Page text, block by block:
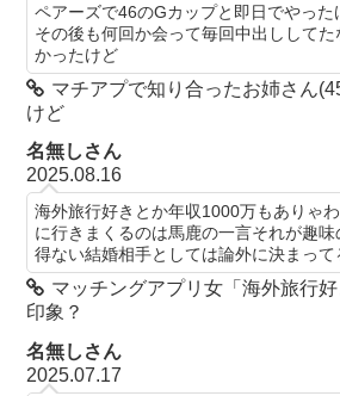
ペアーズで46のGカップと即日でやった
その後も何回か会って毎回中出しして
かったけど
マチアプで知り合ったお姉さん
けど
名無しさん
2025.08.16
海外旅行好きとか年収1000万もありゃ
に行きまくるのは馬鹿の一言それが趣味
得ない結婚相手としては論外に決まって
マッチングアプリ女「海外旅行
印象？
名無しさん
2025.07.17